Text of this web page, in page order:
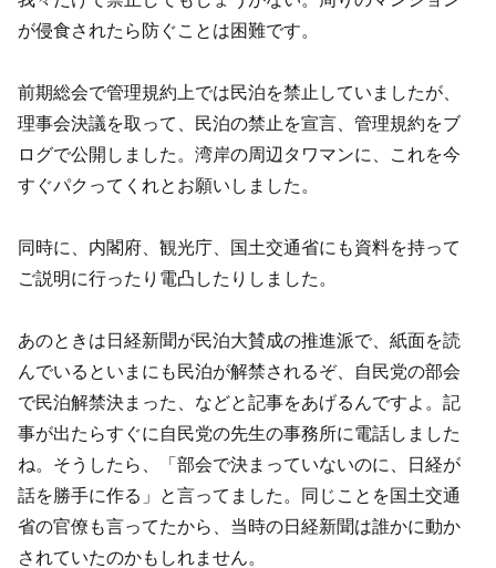
が侵食されたら防ぐことは困難です。
前期総会で管理規約上では民泊を禁止していましたが、
理事会決議を取って、民泊の禁止を宣言、管理規約をブ
ログで公開しました。湾岸の周辺タワマンに、これを今
すぐパクってくれとお願いしました。
同時に、内閣府、観光庁、国土交通省にも資料を持って
ご説明に行ったり電凸したりしました。
あのときは日経新聞が民泊大賛成の推進派で、紙面を読
んでいるといまにも民泊が解禁されるぞ、自民党の部会
で民泊解禁決まった、などと記事をあげるんですよ。記
事が出たらすぐに自民党の先生の事務所に電話しました
ね。そうしたら、「部会で決まっていないのに、日経が
話を勝手に作る」と言ってました。同じことを国土交通
省の官僚も言ってたから、当時の日経新聞は誰かに動か
されていたのかもしれません。